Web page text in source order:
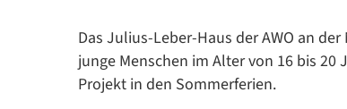
Das Julius-Leber-Haus der AWO an
junge Menschen im Alter von 16 bis
Projekt in den Sommerferien.